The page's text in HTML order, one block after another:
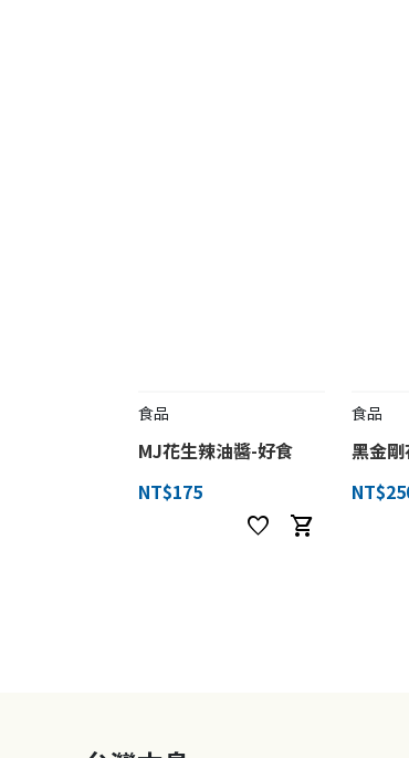
食品
MJ花生辣油醬-好食
NT$175
favorite shopping_cart
食品
黑金